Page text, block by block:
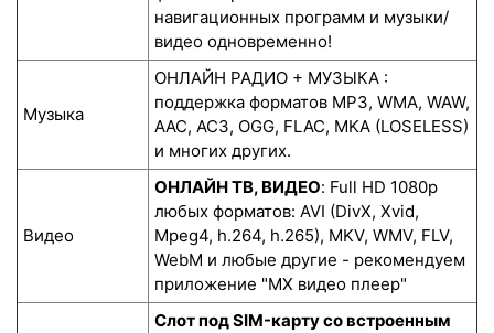
навигационных программ и музыки/
видео одновременно!
Музыка
ОНЛАЙН РАДИО + МУЗЫКА :
поддержка форматов MP3, WMA, WAW,
AAC, AC3, OGG, FLAC, MKA (LOSELESS)
и многих других.
Видео
ОНЛАЙН ТВ, ВИДЕО: Full HD 1080p
любых форматов: AVI (DivX, Xvid,
Mpeg4, h.264, h.265), MKV, WMV, FLV,
WebM и любые другие - рекомендуем
приложение "MX видео плеер"
Слот под SIM-карту со встроенным